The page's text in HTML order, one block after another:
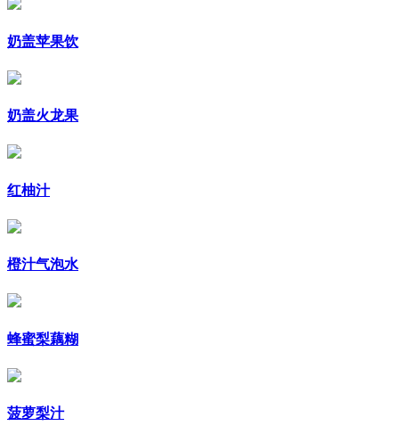
奶盖苹果饮
奶盖火龙果
红柚汁
橙汁气泡水
蜂蜜梨藕糊
菠萝梨汁